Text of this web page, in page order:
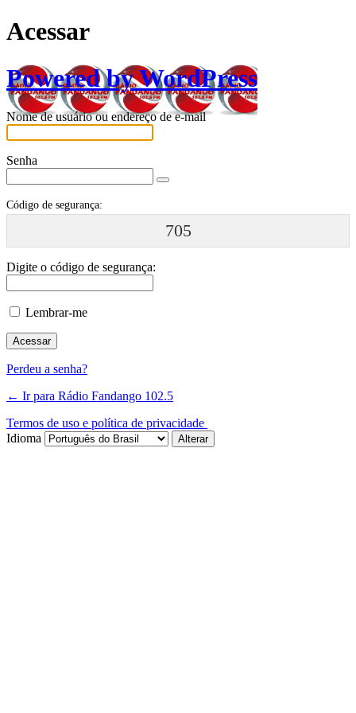
Acessar
Powered by WordPress
Nome de usuário ou endereço de e-mail
Senha
Código de segurança:
705
Digite o código de segurança:
Lembrar-me
Perdeu a senha?
← Ir para Rádio Fandango 102.5
Termos de uso e política de privacidade
Idioma